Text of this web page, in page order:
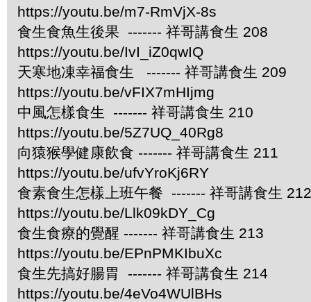
https://youtu.be/m7-RmVjX-8s
食生食魚生後果 ------- 祥哥講食生 208
https://youtu.be/IvI_iZ0qwIQ
天寒地凍幸福食生 ------- 祥哥講食生 209
https://youtu.be/vFIX7mHIjmg
中風怎樣食生 ------- 祥哥講食生 210
https://youtu.be/5Z7UQ_40Rg8
向猿猴學健康飲食 ------- 祥哥講食生 211
https://youtu.be/ufvYroKj6RY
食素食生怎樣上班午餐 ------- 祥哥講食生 212
https://youtu.be/Llk09kDY_Cg
食生食療的覺醒 ------- 祥哥講食生 213
https://youtu.be/EPnPMKIbuXc
食生先搞好腸胃 ------- 祥哥講食生 214
https://youtu.be/4eVo4WUlBHs